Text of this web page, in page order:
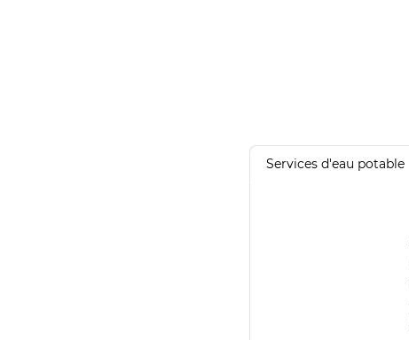
Services d'eau potable